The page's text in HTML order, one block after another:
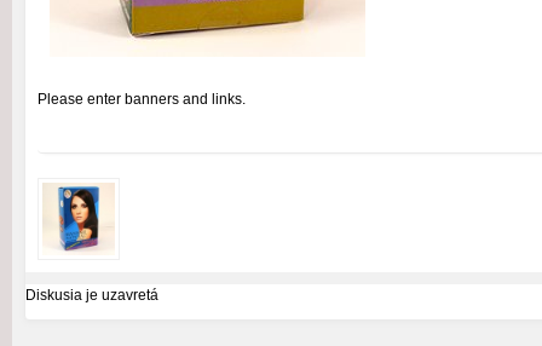
Please enter banners and links.
Diskusia je uzavretá